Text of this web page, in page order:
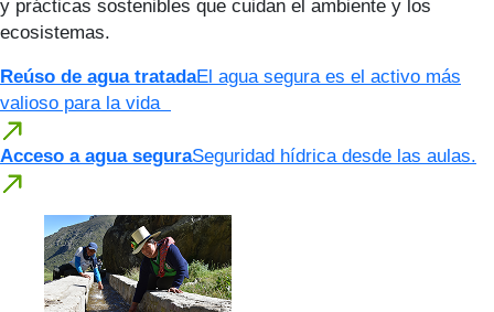
y prácticas sostenibles que cuidan el ambiente y los
ecosistemas.
Reúso de agua tratadaEl agua segura es el activo más
valioso para la vida
Acceso a agua seguraSeguridad hídrica desde las aulas.